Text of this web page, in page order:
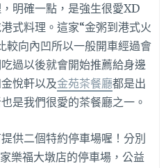
明確一點，是強生很愛XD
式料理。這家“金粥到港式火
較向內凹所以一般開車經過會
過以後就會開始推薦給身邊
悅軒以及金苑茶餐廳都是出
是我們很愛的茶餐廳之一。
供二個特約停車場喔！分別
樂福大墩店的停車場，公益